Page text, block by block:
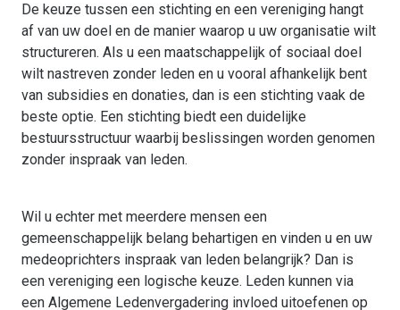
De keuze tussen een stichting en een vereniging hangt
af van uw doel en de manier waarop u uw organisatie wilt
structureren. Als u een maatschappelijk of sociaal doel
wilt nastreven zonder leden en u vooral afhankelijk bent
van subsidies en donaties, dan is een stichting vaak de
beste optie. Een stichting biedt een duidelijke
bestuursstructuur waarbij beslissingen worden genomen
zonder inspraak van leden.
Wil u echter met meerdere mensen een
gemeenschappelijk belang behartigen en vinden u en uw
medeoprichters inspraak van leden belangrijk? Dan is
een vereniging een logische keuze. Leden kunnen via
een Algemene Ledenvergadering invloed uitoefenen op